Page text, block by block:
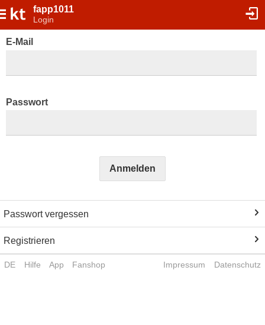
fapp1011
Login
E-Mail
Passwort
Anmelden
Passwort vergessen
Registrieren
DE Hilfe App Fanshop Impressum Datenschutz